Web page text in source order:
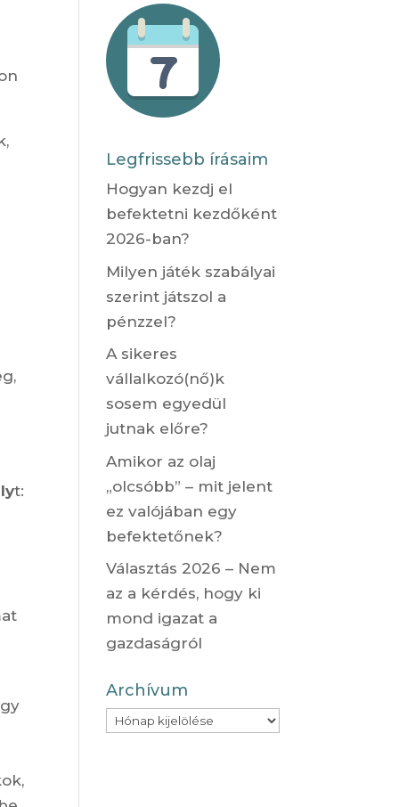
t:
Legfrissebb írásaim
Hogyan kezdj el
befektetni kezdőként
2026-ban?
Milyen játék szabályai
szerint játszol a
pénzzel?
A sikeres
vállalkozó(nő)k
sosem egyedül
jutnak előre?
Amikor az olaj
„olcsóbb” – mit jelent
ez valójában egy
befektetőnek?
Választás 2026 – Nem
az a kérdés, hogy ki
mond igazat a
gazdaságról
Archívum
Archívum